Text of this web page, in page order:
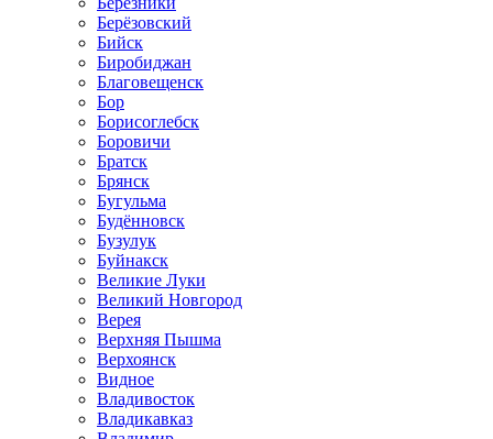
Берёзовский
Бийск
Биробиджан
Благовещенск
Бор
Борисоглебск
Боровичи
Братск
Брянск
Бугульма
Будённовск
Бузулук
Буйнакск
Великие Луки
Великий Новгород
Верея
Верхняя Пышма
Верхоянск
Видное
Владивосток
Владикавказ